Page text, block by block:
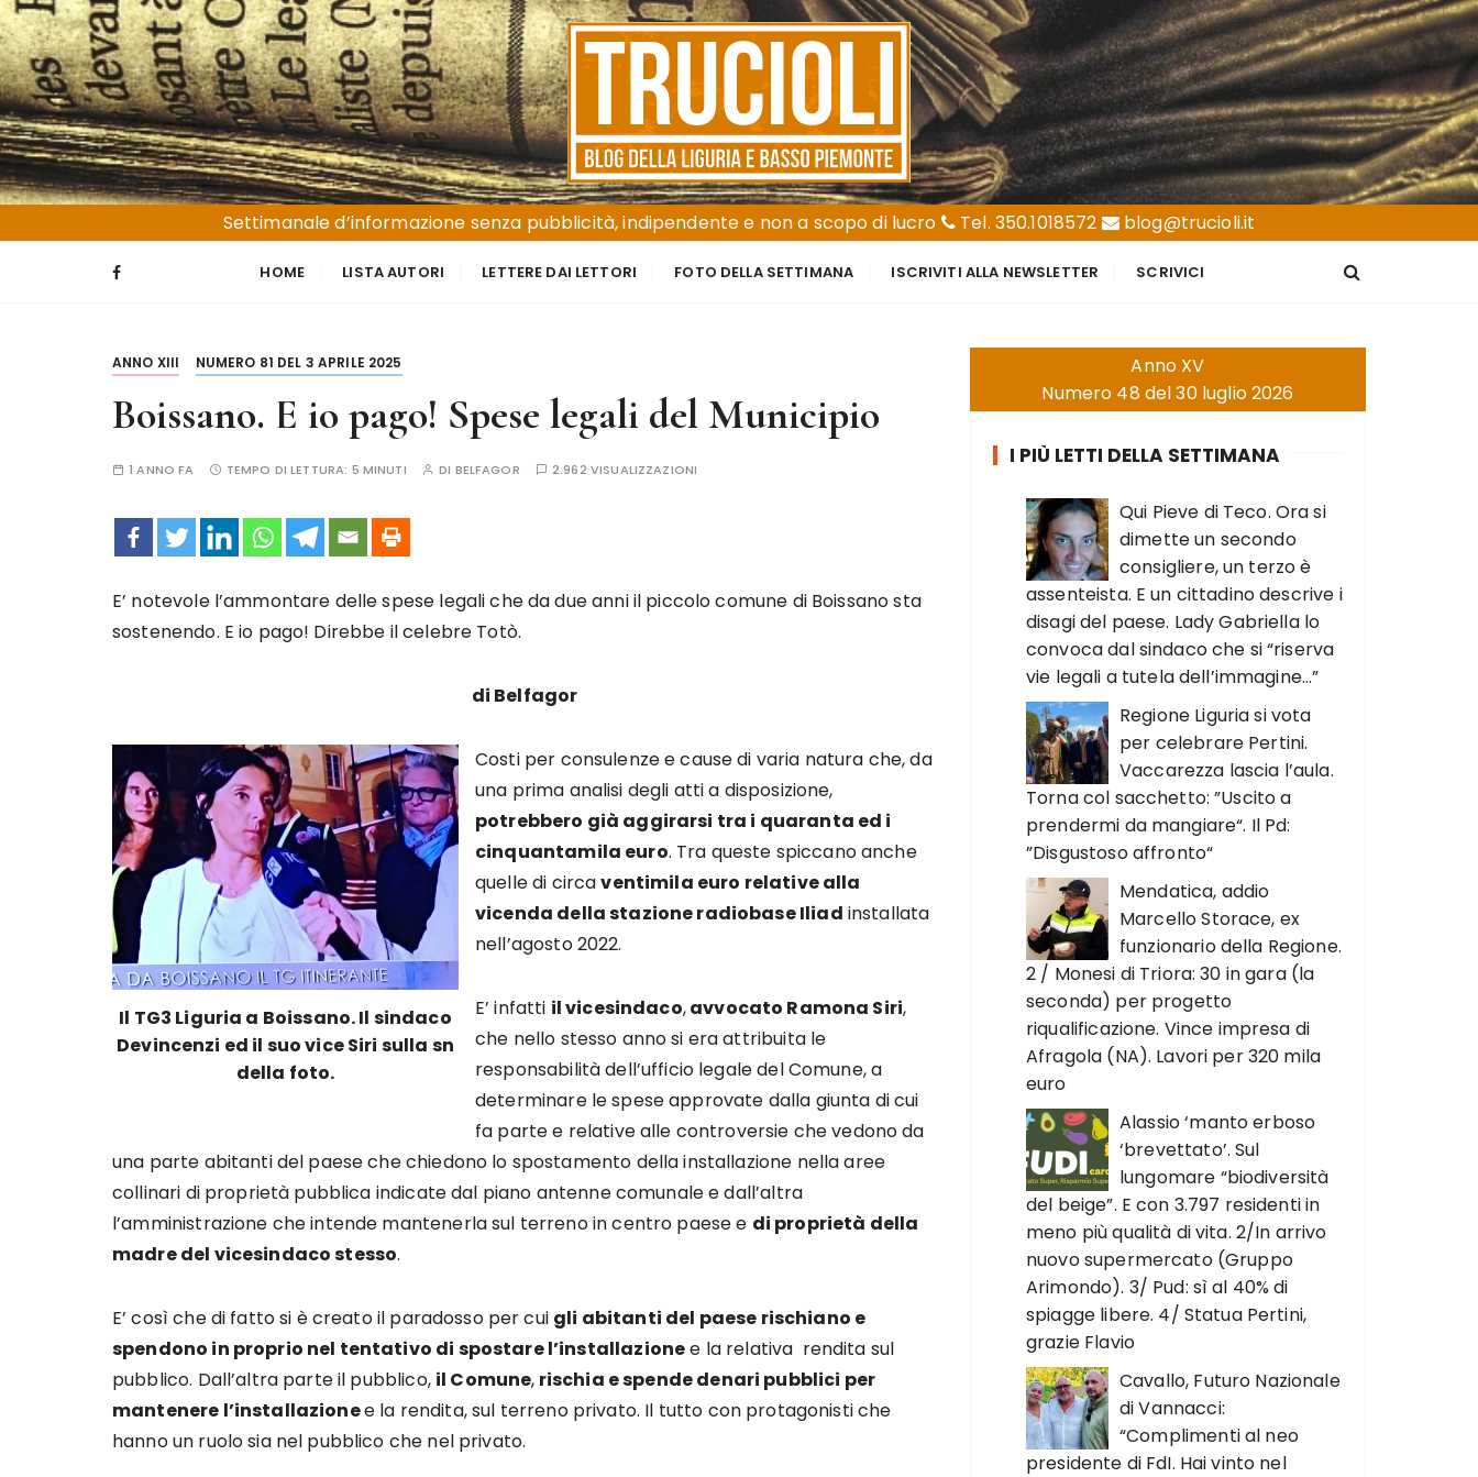
S
a
l
t
a
a
l
c
Trucioli
Liguria e Basso Piemonte
Settimanale d’informazione senza pubblicità, indipendente e non a scopo di lucro
Tel. 350.1018572 blog@trucioli.it
HOME LISTA AUTORI LETTERE DAI LETTORI FOTO DELLA SETTIMANA ISCRIVITI ALLA NEWSLETTER SCRIVICI
ANNO XIII NUMERO 81 DEL 3 APRILE 2025
Boissano. E io pago! Spese legali del Municipio
1 ANNO FA TEMPO DI LETTURA: 5 MINUTI DI BELFAGOR 2.962 VISUALIZZAZIONI
E’ notevole l’ammontare delle spese legali che da due anni il piccolo comune di Boissano sta
sostenendo. E io pago! Direbbe il celebre Totò.
di Belfagor
Il TG3 Liguria a Boissano. Il sindaco
Devincenzi ed il suo vice Siri sulla sn
della foto.
Costi per consulenze e cause di varia natura che, da
una prima analisi degli atti a disposizione,
potrebbero già aggirarsi tra i quaranta ed i
cinquantamila euro. Tra queste spiccano anche
quelle di circaventimila euro relative alla
vicenda della stazione radiobase Iliad installata
nell’agosto 2022.
E’ infatti il vicesindaco,avvocato Ramona Siri,
che nello stesso anno si era attribuita le
responsabilità dell’ufficio legale del Comune, a
determinare le spese approvate dalla giunta di cui
fa parte e relative alle controversie che vedono da
una parte abitanti del paese che chiedono lo spostamento della installazione nella aree
collinari di proprietà pubblica indicate dal piano antenne comunale e dall’altra
l’amministrazione che intende mantenerla sul terreno in centro paese e di proprietà della
madre del vicesindaco stesso.
E’ così che di fatto si è creato il paradosso per cui gli abitanti del paese rischiano e
spendono in proprio nel tentativo di spostare l’installazionee la relativa rendita sul
pubblico. Dall’altra parte il pubblico, il Comune, rischia e spende denari pubblici per
mantenere l’installazionee la rendita, sul terreno privato. Il tutto con protagonisti che
hanno un ruolo sia nel pubblico che nel privato.
Anno XV
Numero 48 del 30 luglio 2026
I PIÙ LETTI DELLA SETTIMANA
Qui Pieve di Teco. Ora si
dimette un secondo
consigliere, un terzo è
assenteista. E un cittadino descrive i
disagi del paese. Lady Gabriella lo
convoca dal sindaco che si “riserva
vie legali a tutela dell’immagine…”
Regione Liguria si vota
per celebrare Pertini.
Vaccarezza lascia l’aula.
Torna col sacchetto: ”Uscito a
prendermi da mangiare“. Il Pd:
”Disgustoso affronto“
Mendatica, addio
Marcello Storace, ex
funzionario della Regione.
2 / Monesi di Triora: 30 in gara (la
seconda) per progetto
riqualificazione. Vince impresa di
Afragola (NA). Lavori per 320 mila
euro
Alassio ‘manto erboso
‘brevettato’. Sul
lungomare “biodiversità
del beige”. E con 3.797 residenti in
meno più qualità di vita. 2/In arrivo
nuovo supermercato (Gruppo
Arimondo). 3/ Pud: sì al 40% di
spiagge libere. 4/ Statua Pertini,
grazie Flavio
Cavallo, Futuro Nazionale
di Vannacci:
“Complimenti al neo
presidente di FdI. Hai vinto nel